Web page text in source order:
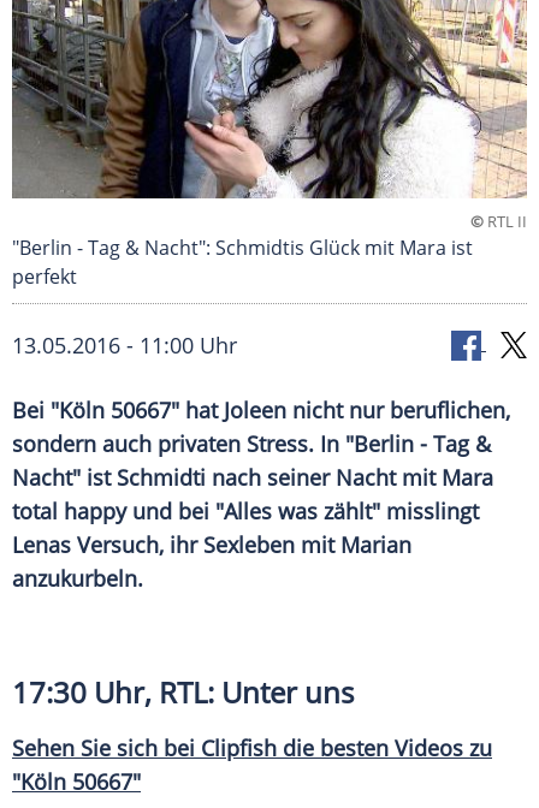
© RTL II
"Berlin - Tag & Nacht": Schmidtis Glück mit Mara ist
perfekt
13.05.2016 - 11:00 Uhr
Bei "Köln 50667" hat Joleen nicht nur beruflichen,
sondern auch privaten Stress. In "Berlin - Tag &
Nacht" ist Schmidti nach seiner Nacht mit Mara
total happy und bei "Alles was zählt" misslingt
Lenas Versuch, ihr Sexleben mit Marian
anzukurbeln.
17:30 Uhr, RTL: Unter uns
Sehen Sie sich bei Clipfish die besten Videos zu
"Köln 50667"